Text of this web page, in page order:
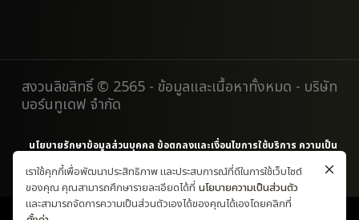
สงวนลิขสิทธิ์ © 2565 - ข้อมูลและเนื้อหาทั้งหมด - บริษัท
บอร์นทูเดฟ จำกัด
นโยบายรักษาข้อมูลส่วนบุคคล ข้อตกลงและเงื่อนไขการใช้บริการ ความเป็น
ส่วนตัว
เราใช้คุกกี้เพื่อพัฒนาประสิทธิภาพ และประสบการณ์ที่ดีในการใช้เว็บไซต์
ของคุณ คุณสามารถศึกษารายละเอียดได้ที่ นโยบายความเป็นส่วนตัว
และสามารถจัดการความเป็นส่วนตัวเองได้ของคุณได้เองโดยคลิกที่